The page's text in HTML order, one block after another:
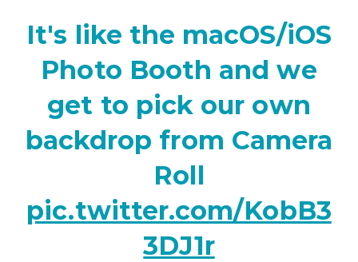
It's like the macOS/iOS
Photo Booth and we
get to pick our own
backdrop from Camera
Roll
pic.twitter.com/KobB3
3DJ1r